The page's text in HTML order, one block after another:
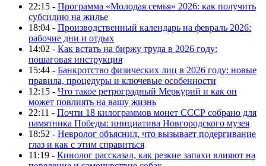
22:15 - Программа «Молодая семья» 2026: как получить
субсидию на жилье
18:04 - Производственный календарь на февраль 2026:
рабочие дни и отдых
14:02 - Как встать на биржу труда в 2026 году:
пошаговая инструкция
15:44 - Банкротство физических лиц в 2026 году: новые
правила, процедуры и ключевые особенности
12:15 - Что такое ретроградный Меркурий и как он
может повлиять на вашу жизнь
22:11 - Почти 18 килограммов монет СССР собрано для
памятника Победы: инициатива Новгородского музея
18:52 - Невролог объяснил, что вызывает подергивание
глаз и как с этим справиться
11:19 - Кинолог рассказал, как резкие запахи влияют на